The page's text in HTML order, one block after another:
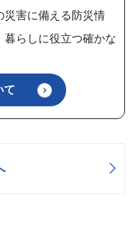
災害に備える防災情
らしに役立つ確かな
て